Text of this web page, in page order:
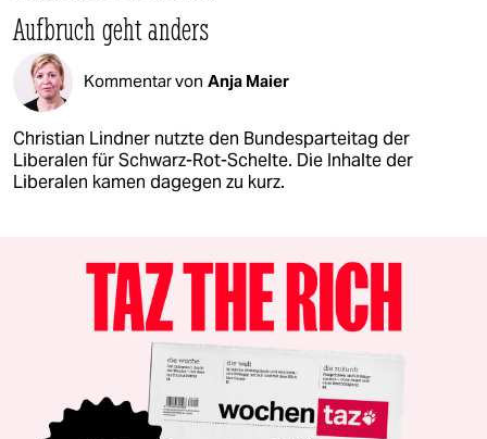
Aufbruch geht anders
Kommentar von Anja Maier
Christian Lindner nutzte den Bundesparteitag der
Liberalen für Schwarz-Rot-Schelte. Die Inhalte der
Liberalen kamen dagegen zu kurz.